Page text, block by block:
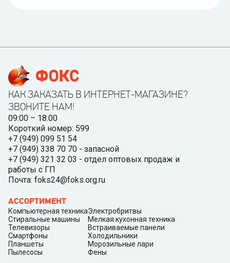
КАК ЗАКАЗАТЬ В ИНТЕРНЕТ-МАГАЗИНЕ?
ЗВОНИТЕ НАМ!
09:00 – 18:00
Короткий номер: 599
+7 (949) 099 51 54
+7 (949) 338 70 70 - запасной
+7 (949) 321 32 03 - отдел оптовых продаж и
работы с ГП
Почта: foks24@foks.org.ru
АССОРТИМЕНТ
Компьютерная техника
Стиральные машины
Телевизоры
Смартфоны
Планшеты
Пылесосы
Электробритвы
Мелкая кухонная техника
Встраиваемые панели
Холодильники
Морозильные лари
Фены